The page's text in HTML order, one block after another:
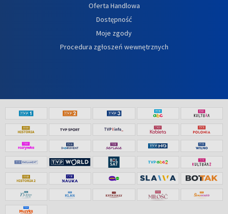
Oferta Handlowa
Dostępność
Moje zgody
Procedura zgłoszeń wewnętrznych